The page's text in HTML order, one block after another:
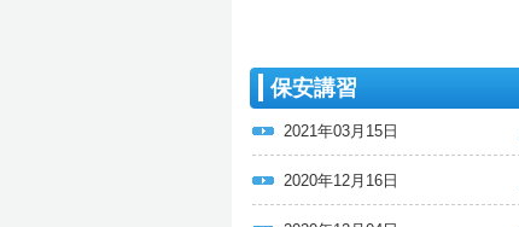
保安講習
2021年03月15日
2020年12月16日